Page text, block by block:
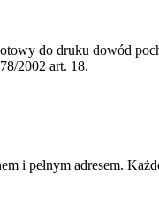
do druku dowód
2002 art. 18.
i pełnym adresem.